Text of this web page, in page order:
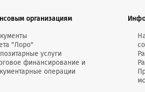
организациям
"Лоро"
услуги
финансирование и
операции